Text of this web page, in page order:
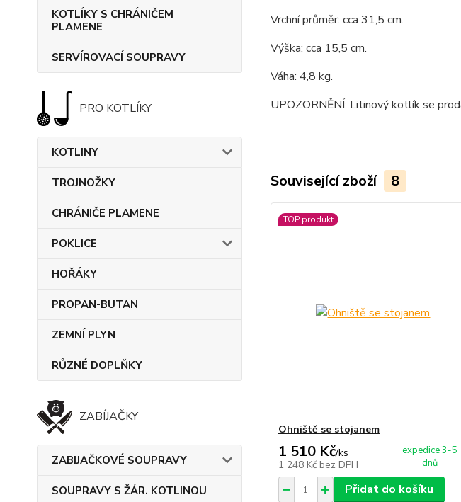
KOTLÍKY S CHRÁNIČEM
PLAMENE
SERVÍROVACÍ SOUPRAVY
PRO KOTLÍKY
KOTLINY
TROJNOŽKY
CHRÁNIČE PLAMENE
POKLICE
HOŘÁKY
PROPAN-BUTAN
ZEMNÍ PLYN
RŮZNÉ DOPLŇKY
ZABÍJAČKY
ZABIJAČKOVÉ SOUPRAVY
SOUPRAVY S ŽÁR. KOTLINOU
Vrchní průměr: cca 31,5 cm.
Výška: cca 15,5 cm.
Váha: 4,8 kg.
UPOZORNĚNÍ: Litinový kotlík se
Související zboží 8
TOP produkt
Ohniště se stojanem
1 510 Kč/ks
1 248 Kč bez DPH
expedice 3-5
dnů
Přidat do košíku